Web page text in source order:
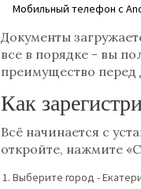
Мобильный телефон с
Документы
все в порядке - вы
преимущество
Как
Всё начинается с
откройте, нажмите
Выберите город -